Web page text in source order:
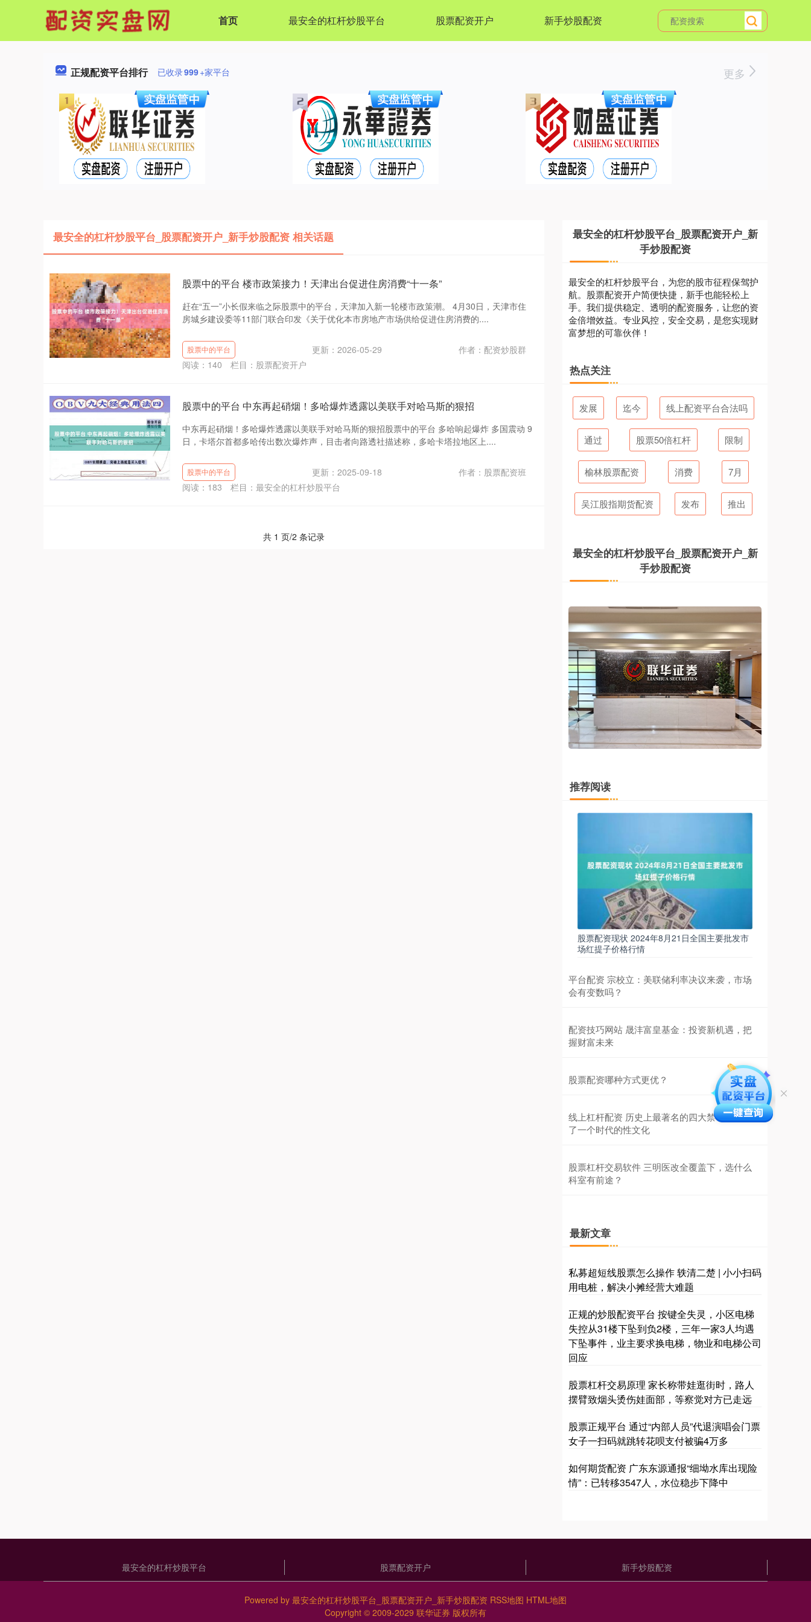
首页 最安全的杠杆炒股平台 股票配资开户 新手炒股配资
正规配资平台排行 已收录999+家平台 更多
最安全的杠杆炒股平台_股票配资开户_新手炒股配资 相关话题
股票中的平台 楼市政策接力！天津出台促进住房消费“十一条”
赶在“五一”小长假来临之际股票中的平台，天津加入新一轮楼市政策潮。 4月30日，天津市住
房城乡建设委等11部门联合印发《关于优化本市房地产市场供给促进住房消费的....
股票中的平台 更新：2026-05-29
作者：配资炒股群
阅读： 140 栏目： 股票配资开户
股票中的平台 中东再起硝烟！多哈爆炸透露以美联手对哈马斯的狠招
中东再起硝烟！多哈爆炸透露以美联手对哈马斯的狠招股票中的平台 多哈响起爆炸 多国震动 9
日，卡塔尔首都多哈传出数次爆炸声，目击者向路透社描述称，多哈卡塔拉地区上....
股票中的平台 更新：2025-09-18
作者：股票配资班
阅读： 183 栏目： 最安全的杠杆炒股平台
共 1 页/2 条记录
最安全的杠杆炒股平台_股票配资开户_新
手炒股配资
最安全的杠杆炒股平台，为您的股市征程保驾护
航。股票配资开户简便快捷，新手也能轻松上
手。我们提供稳定、透明的配资服务，让您的资
金倍增效益。专业风控，安全交易，是您实现财
富梦想的可靠伙伴！
热点关注
发展 迄今 线上配资平台合法吗
通过 股票50倍杠杆 限制
榆林股票配资 消费 7月
吴江股指期货配资 发布 推出
最安全的杠杆炒股平台_股票配资开户_新
手炒股配资
推荐阅读
股票配资现状 2024年8月21日全国主要批发市
场红提子价格行情
平台配资 宗校立：美联储利率决议来袭，市场
会有变数吗？
配资技巧网站 晟沣富皇基金：投资新机遇，把
握财富未来
股票配资哪种方式更优？
线上杠杆配资 历史上最著名的四大禁书，呈现
了一个时代的性文化
股票杠杆交易软件 三明医改全覆盖下，选什么
科室有前途？
最新文章
私募超短线股票怎么操作 轶清二楚 | 小小扫码
用电桩，解决小摊经营大难题
正规的炒股配资平台 按键全失灵，小区电梯
失控从31楼下坠到负2楼，三年一家3人均遇
下坠事件，业主要求换电梯，物业和电梯公司
回应
股票杠杆交易原理 家长称带娃逛街时，路人
摆臂致烟头烫伤娃面部，等察觉对方已走远
股票正规平台 通过“内部人员”代退演唱会门票
女子一扫码就跳转花呗支付被骗4万多
如何期货配资 广东东源通报“细坳水库出现险
情”：已转移3547人，水位稳步下降中
最安全的杠杆炒股平台 股票配资开户 新手炒股配资
Powered by 最安全的杠杆炒股平台_股票配资开户_新手炒股配资 RSS地图 HTML地图
Copyright © 2009-2029 联华证券 版权所有